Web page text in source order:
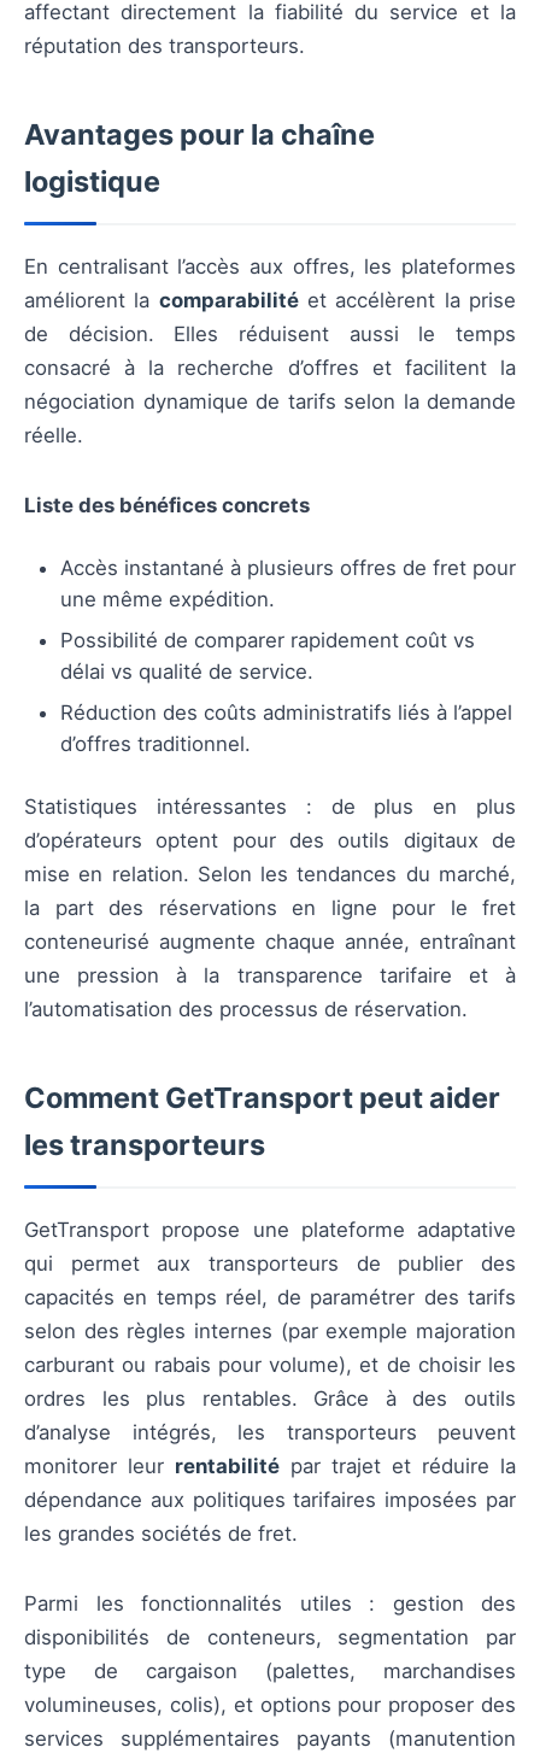
affectant directement la fiabilité du service et la
réputation des transporteurs.
Avantages pour la chaîne
logistique
En centralisant l’accès aux offres, les plateformes
améliorent la comparabilitéet accélèrent la prise
de décision. Elles réduisent aussi le temps
consacré à la recherche d’offres et facilitent la
négociation dynamique de tarifs selon la demande
réelle.
Liste des bénéfices concrets
Accès instantané à plusieurs offres de fret pour
une même expédition.
Possibilité de comparer rapidement coût vs
délai vs qualité de service.
Réduction des coûts administratifs liés à l’appel
d’offres traditionnel.
Statistiques intéressantes : de plus en plus
d’opérateurs optent pour des outils digitaux de
mise en relation. Selon les tendances du marché,
la part des réservations en ligne pour le fret
conteneurisé augmente chaque année, entraînant
une pression à la transparence tarifaire et à
l’automatisation des processus de réservation.
Comment GetTransport peut aider
les transporteurs
GetTransport propose une plateforme adaptative
qui permet aux transporteurs de publier des
capacités en temps réel, de paramétrer des tarifs
selon des règles internes (par exemple majoration
carburant ou rabais pour volume), et de choisir les
ordres les plus rentables. Grâce à des outils
d’analyse intégrés, les transporteurs peuvent
monitorer leur rentabilité par trajet et réduire la
dépendance aux politiques tarifaires imposées par
les grandes sociétés de fret.
Parmi les fonctionnalités utiles : gestion des
disponibilités de conteneurs, segmentation par
type de cargaison (palettes, marchandises
volumineuses, colis), et options pour proposer des
services supplémentaires payants (manutention